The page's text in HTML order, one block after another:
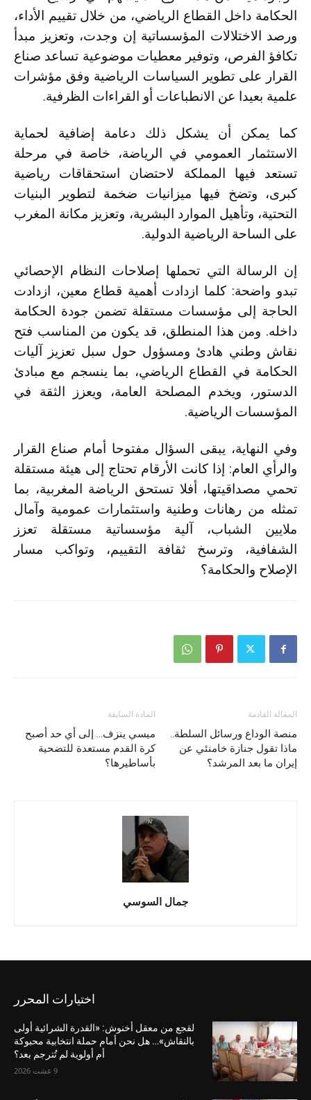
الحكامة داخل القطاع الرياضي، من خلال تقييم الأداء،
ورصد الاختلالات المؤسساتية إن وجدت، وتعزيز مبدأ
تكافؤ الفرص، وتوفير معطيات موضوعية تساعد صناع
القرار على تطوير السياسات الرياضية وفق مؤشرات
علمية بعيدا عن الانطباعات أو القراءات الظرفية.
كما يمكن أن يشكل ذلك دعامة إضافية لحماية
الاستثمار العمومي في الرياضة، خاصة في مرحلة
تستعد فيها المملكة لاحتضان استحقاقات رياضية
كبرى، وتضخ فيها ميزانيات ضخمة لتطوير البنيات
التحتية، وتأهيل الموارد البشرية، وتعزيز مكانة المغرب
على الساحة الرياضية الدولية.
إن الرسالة التي تحملها إصلاحات النظام الإحصائي
تبدو واضحة: كلما ازدادت أهمية قطاع معين، ازدادت
الحاجة إلى مؤسسات مستقلة تضمن جودة الحكامة
داخله. ومن هذا المنطلق، قد يكون من المناسب فتح
نقاش وطني هادئ ومسؤول حول سبل تعزيز آليات
الحكامة في القطاع الرياضي، بما ينسجم مع مبادئ
الدستور، ويخدم المصلحة العامة، ويعزز الثقة في
المؤسسات الرياضية.
وفي النهاية، يبقى السؤال مفتوحا أمام صناع القرار
والرأي العام: إذا كانت الأرقام تحتاج إلى هيئة مستقلة
تحمي مصداقيتها، أفلا تستحق الرياضة المغربية، بما
تمثله من رهانات وطنية واستثمارات عمومية وآمال
ملايين الشباب، آلية مؤسساتية مستقلة تعزز
الشفافية، وترسخ ثقافة التقييم، وتواكب مسار
الإصلاح والحكامة؟
المادة السابقة
ميسي ينزف… إلى أي حد أصبح
كرة القدم مستعدة للتضحية
بأساطيرها؟
المقالة القادمة
منصة الوداع ورسائل السلطة..
ماذا تقول جنازة خامنئي عن
إيران ما بعد المرشد؟
جمال السوسي
اختيارات المحرر
لقجع من معقل أخنوش: «القدرة الشرائية أولى
بالنقاش»… هل نحن أمام حملة انتخابية محبوكة
أم أولوية لم تُترجم بعد؟
9 غشت 2026